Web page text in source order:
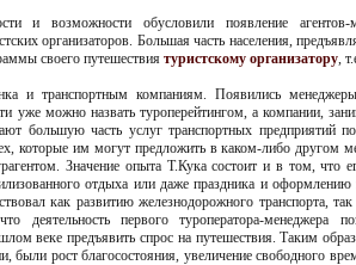
и возможности обусловили появление агентов-
организаторов. Большая часть населения,
своего путешествия туристскому организатору,
и транспортным компаниям. Появились
уже можно назвать туроперейтингом, а компании,
большую часть услуг транспортных предприятий
которые им могут предложить в каком-либо другом
Значение опыта Т.Кука состоит и в том, что
отдыха или даже праздника и оформлению
как развитию железнодорожного транспорта,
первого туроператора-менеджера
веке предъявить спрос на путешествия. Таким
рост благосостояния, увеличение свободного